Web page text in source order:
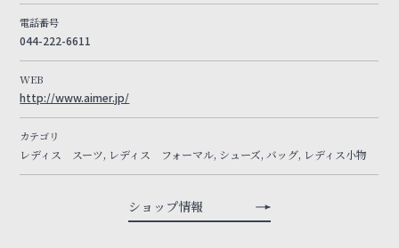
電話番号
044-222-6611
WEB
http://www.aimer.jp/
カテゴリ
レディス スーツ, レディス フォーマル, シューズ, バッグ, レディス小物
ショップ情報